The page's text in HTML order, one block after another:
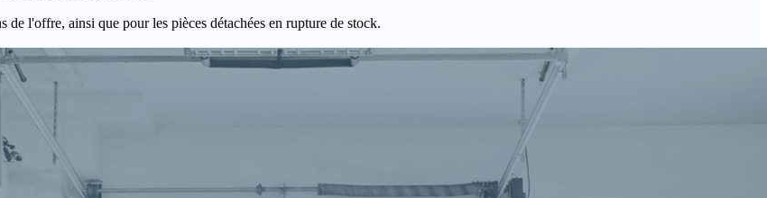
de l'offre, ainsi que pour les pièces détachées en rupture de stock.